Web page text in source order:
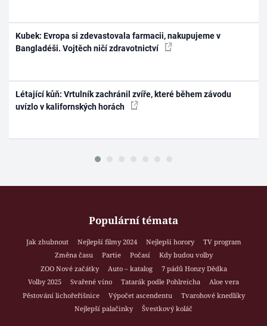
Kubek: Evropa si zdevastovala farmacii, nakupujeme v
Bangladéši. Vojtěch ničí zdravotnictví
Létající kůň: Vrtulník zachránil zvíře, které během závodu
uvízlo v kalifornských horách
Populární témata
Jak zhubnout Nejlepší filmy 2024 Nejlepší horory
TV program
Změna času
Partie Počasí
Kdy budou volby
ZOO Nové začátky
Auto – katalog
7 pádů Honzy Dědka
Volby 2025
Svařené víno Tatarák podle Pohlreicha
Aloe vera
Pěstování lichořeřišnice
Výpočet ascendentu
Tvarohové knedlíky
Nejlepší palačinky
Švestkový koláč